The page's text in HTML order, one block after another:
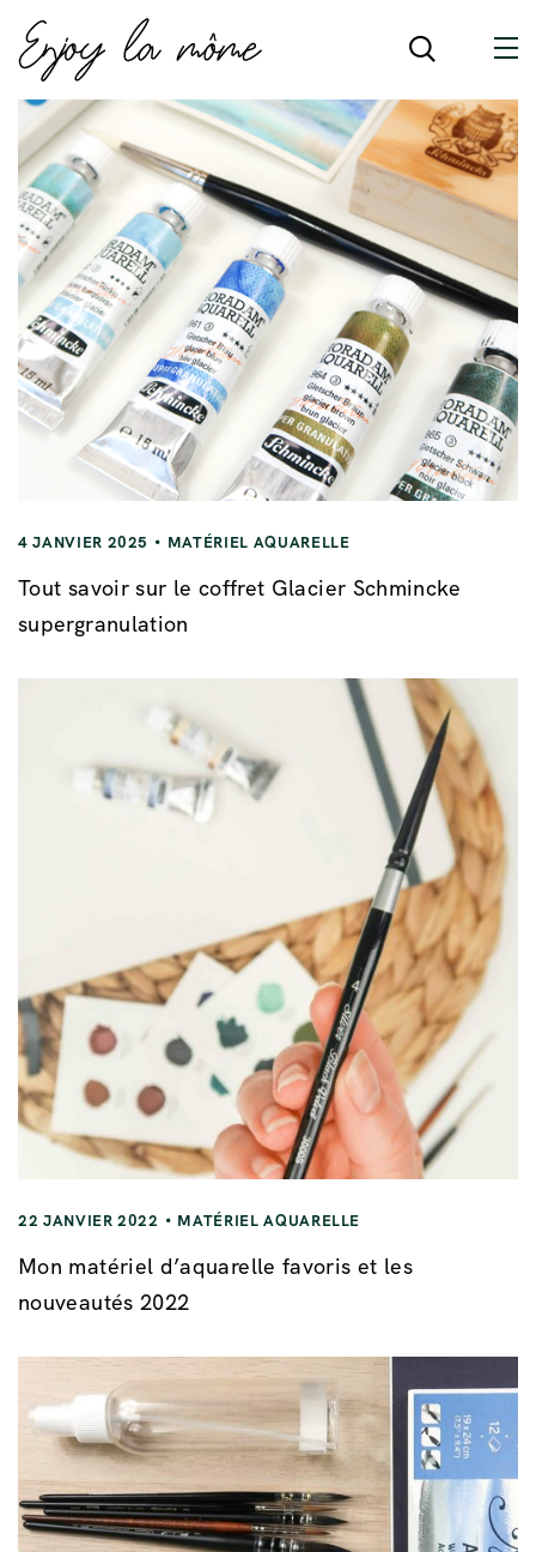
4 JANVIER 2025 MATÉRIEL AQUARELLE
Tout savoir sur le coffret Glacier Schmincke
supergranulation
22 JANVIER 2022 MATÉRIEL AQUARELLE
Mon matériel d’aquarelle favoris et les
nouveautés 2022